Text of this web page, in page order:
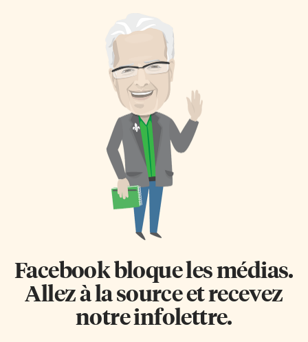
Facebook bloque les médias.
Allez à la source et recevez
notre infolettre.